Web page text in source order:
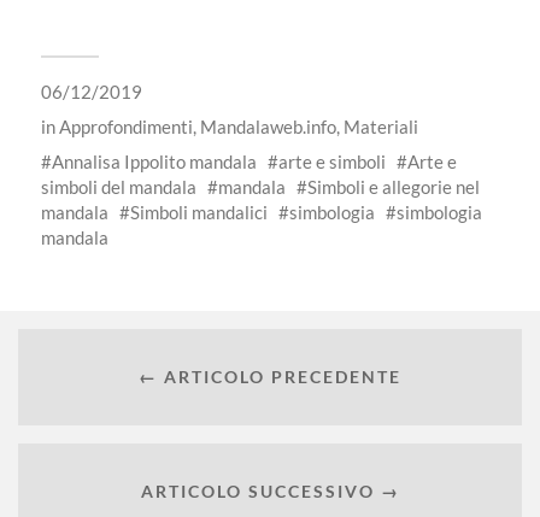
06/12/2019
in Approfondimenti Mandalaweb.info, Materiali
Annalisa Ippolito mandala
arte e simboli
Arte e
simboli del mandala
mandala
Simboli e allegorie nel
mandala
Simboli mandalici simbologia
simbologia
mandala
← ARTICOLO PRECEDENTE
ARTICOLO SUCCESSIVO →